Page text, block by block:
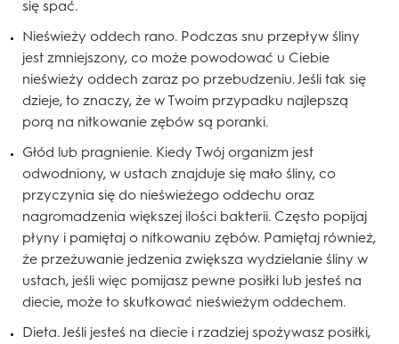
się spać.
Nieświeży oddech rano. Podczas snu przepływ śliny
jest zmniejszony, co może powodować u Ciebie
nieświeży oddech zaraz po przebudzeniu. Jeśli tak się
dzieje, to znaczy, że w Twoim przypadku najlepszą
porą na nitkowanie zębów są poranki.
Głód lub pragnienie. Kiedy Twój organizm jest
odwodniony, w ustach znajduje się mało śliny, co
przyczynia się do nieświeżego oddechu oraz
nagromadzenia większej ilości bakterii. Często popijaj
płyny i pamiętaj o nitkowaniu zębów. Pamiętaj również,
że przeżuwanie jedzenia zwiększa wydzielanie śliny w
ustach, jeśli więc pomijasz pewne posiłki lub jesteś na
diecie, może to skutkować nieświeżym oddechem.
Dieta. Jeśli jesteś na diecie i rzadziej spożywasz posiłki,